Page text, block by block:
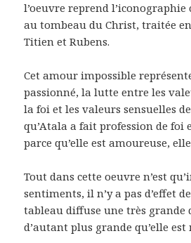
l’oeuvre reprend
au tombeau du Christ, traitée
Titien et Rubens.
Cet amour impossible
passionné, la lutte entre les
la foi et les valeurs sensuelles
qu’Atala a fait profession de foi
parce qu’elle est amoureuse,
Tout dans cette oeuvre n’est
sentiments, il n’y a pas d’effet
tableau diffuse une très grande
d’autant plus grande qu’elle est